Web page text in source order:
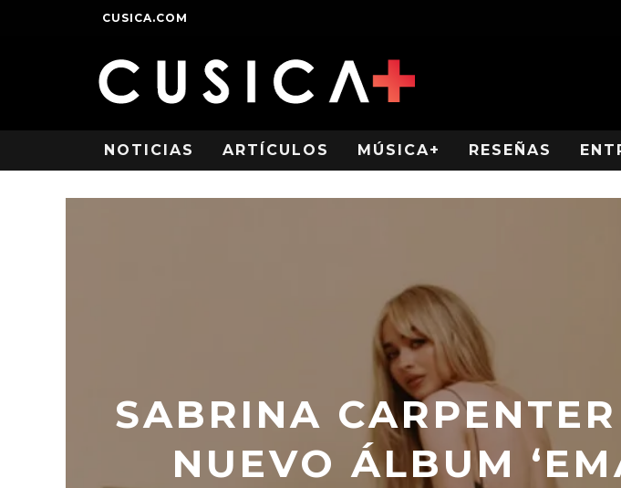
CUSICA.COM
NOTICIAS ARTÍCULOS MÚSICA+ RESEÑAS
SABRINA
NUEVO ÁLBUM